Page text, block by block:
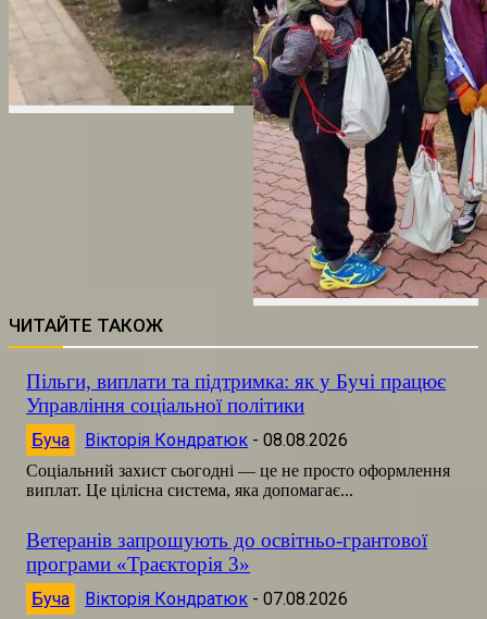
ЧИТАЙТЕ ТАКОЖ
Пільги, виплати та підтримка: як у Бучі працює
Управління соціальної політики
Буча Вікторія Кондратюк - 08.08.2026
Соціальний захист сьогодні — це не просто оформлення
виплат. Це цілісна система, яка допомагає...
Ветеранів запрошують до освітньо-грантової
програми «Траєкторія 3»
Буча Вікторія Кондратюк - 07.08.2026